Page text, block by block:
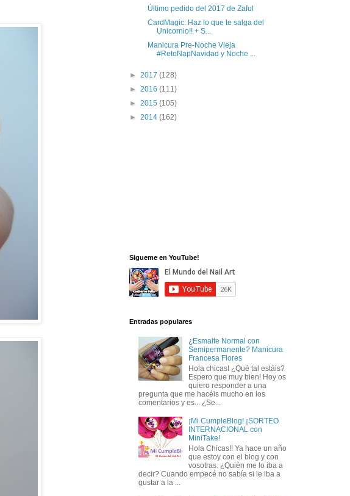
Último pedido del 2017 de Zaful
CardMagic: Haz lo que te salga del
Unicornio!! + S...
Manicura Pre-Noche Vieja
#RetoNapNavidad y Noche ...
► 2017 (128)
► 2016 (111)
► 2015 (105)
► 2014 (162)
Sigueme en YouTube!
Entradas populares
¿Esmalte Normal con
Semipermanente? Manicura
Francesa Flores
Hola chicas! ¿Qué tal estáis?
Espero que muy bien! Hoy os
quiero responder a una
pregunta que me hacéis mucho en los
comentarios y es... ¿Se...
¡Mi CumpleBlog! ¡SORTEO
INTERNACIONAL con
MiniTake!
Hola Chicas!! Ya hace un año
que estoy con el blog y con
vosotras. ¿Quién me lo iba a
decir? Cuando empecé no sabía si le iba a
gustar a la ...